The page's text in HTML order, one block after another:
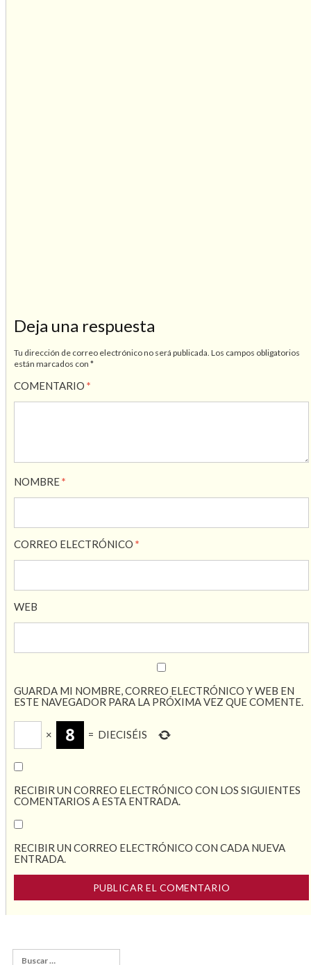
Deja una respuesta
Tu dirección de correo electrónico no será publicada. Los campos obligatorios
están marcados con *
COMENTARIO *
NOMBRE*
CORREO ELECTRÓNICO *
WEB
GUARDA MI NOMBRE, CORREO ELECTRÓNICO Y WEB EN
ESTE NAVEGADOR PARA LA PRÓXIMA VEZ QUE COMENTE.
× = DIECISÉIS
RECIBIR UN CORREO ELECTRÓNICO CON LOS SIGUIENTES
COMENTARIOS A ESTA ENTRADA.
RECIBIR UN CORREO ELECTRÓNICO CON CADA NUEVA
ENTRADA.